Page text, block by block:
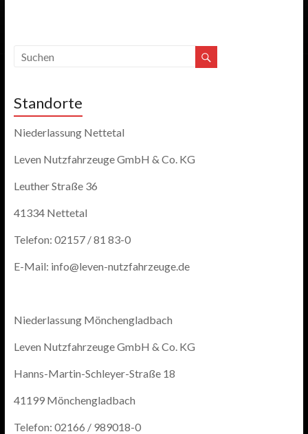
Standorte
Niederlassung Nettetal
Leven Nutzfahrzeuge GmbH & Co. KG
Leuther Straße 36
41334 Nettetal
Telefon: 02157 / 81 83-0
E-Mail: info@leven-nutzfahrzeuge.de
Niederlassung Mönchengladbach
Leven Nutzfahrzeuge GmbH & Co. KG
Hanns-Martin-Schleyer-Straße 18
41199 Mönchengladbach
Telefon: 02166 / 989018-0